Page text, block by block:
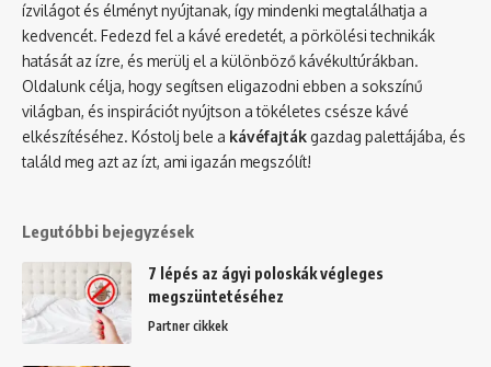
ízvilágot és élményt nyújtanak, így mindenki megtalálhatja a
kedvencét. Fedezd fel a kávé eredetét, a pörkölési technikák
hatását az ízre, és merülj el a különböző kávékultúrákban.
Oldalunk célja, hogy segítsen eligazodni ebben a sokszínű
világban, és inspirációt nyújtson a tökéletes csésze kávé
elkészítéséhez. Kóstolj bele a kávéfajtákgazdag palettájába, és
találd meg azt az ízt, ami igazán megszólít!
Legutóbbi bejegyzések
7 lépés az ágyi poloskák végleges
megszüntetéséhez
Partner cikkek